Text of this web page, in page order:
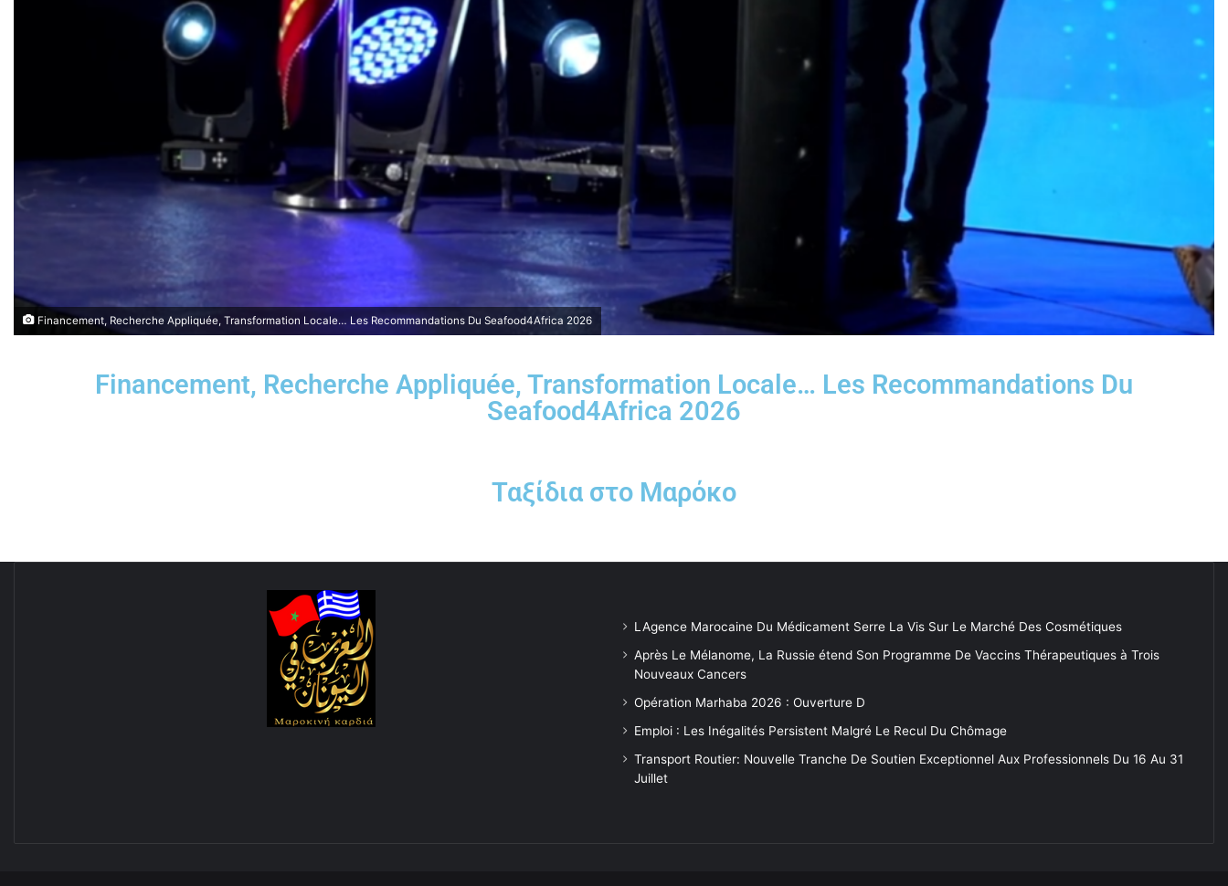
Financement, Recherche Appliquée, Transformation Locale… Les Recommandations Du Seafood4Africa 2026
Financement, Recherche Appliquée, Transformation Locale… Les Recommandations Du
Seafood4Africa 2026
Ταξίδια στο Μαρόκο
LAgence Marocaine Du Médicament Serre La Vis Sur Le Marché Des Cosmétiques
Après Le Mélanome, La Russie étend Son Programme De Vaccins Thérapeutiques à Trois
Nouveaux Cancers
Opération Marhaba 2026 : Ouverture D
Emploi : Les Inégalités Persistent Malgré Le Recul Du Chômage
Transport Routier: Nouvelle Tranche De Soutien Exceptionnel Aux Professionnels Du 16 Au 31
Juillet